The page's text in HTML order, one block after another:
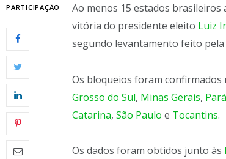
PARTICIPAÇÃO Ao menos 15 estados brasileiros
vitória do presidente eleito Luiz
segundo levantamento feito pela
Os bloqueios foram
Grosso do Sul, Minas Gerais, Pará
Catarina,São Paulo e Tocantins.
Os dados foram obtidos junto às